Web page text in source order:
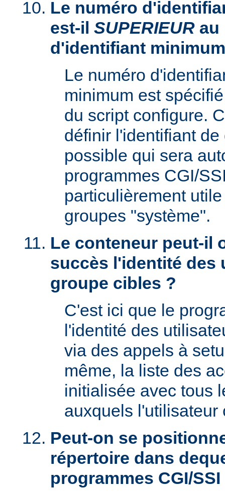
Le numéro
est-il SUPERIEUR au
d'identifiant
Le numéro
minimum est
du script configure.
définir l'identifiant
possible qui sera
programmes CGI/
particulièrement
groupes "système".
Le conteneur peut-il
succès l'identité des
groupe cibles ?
C'est ici que le
l'identité des
via des appels à
même, la liste des
initialisée avec tous
auxquels l'utilisateur
Peut-on se
répertoire dans
programmes CGI/SSI